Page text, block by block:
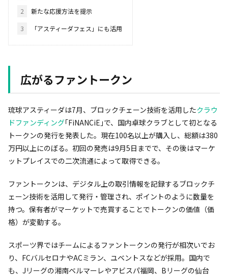
2
新たな応援方法を提示
3
「アスティーダフェス」にも活用
広がるファントークン
琉球アスティーダは7月、ブロックチェーン技術を活用したクラウ
ドファンディング｢FiNANCiE｣で、国内卓球クラブとして初となる
トークンの発行を発表した。現在100名以上が購入し、総額は380
万円以上にのぼる。初回の発売は9月5日までで、その後はマーケ
ットプレイスでの二次流通によって取得できる。
ファントークンは、デジタル上の取引情報を記録するブロックチ
ェーン技術を活用して発行・管理され、ポイントのように数量を
持つ。保有者がマーケットで売買することでトークンの価値（価
格）が変動する。
スポーツ界ではチームによるファントークンの発行が相次いでお
り、FCバルセロナやACミラン、ユベントスなどが採用。国内で
も、Jリーグの湘南ベルマーレやアビスパ福岡、Bリーグの仙台